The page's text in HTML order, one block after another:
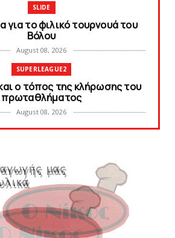
SLIDE
για το φιλικό τουρνουά του
Bόλου
August 08, 2026
SUPERLEAGUE2
ο τόπος της κλήρωσης του
πρωταθλήματος
August 08, 2026
KARA TALKS
August 07, 2026
KARA TALKS
Talks»: LIVE 21:00
August 07, 2026
SLIDE